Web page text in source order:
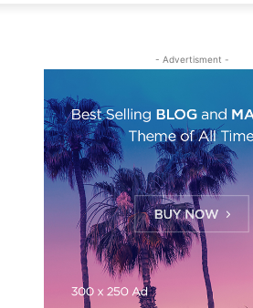
- Advertisment -